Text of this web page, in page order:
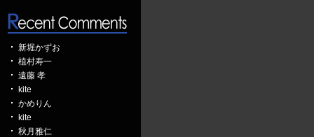
新堀かずお
植村寿一
遠藤 孝
kite
かめりん
kite
秋月雅仁